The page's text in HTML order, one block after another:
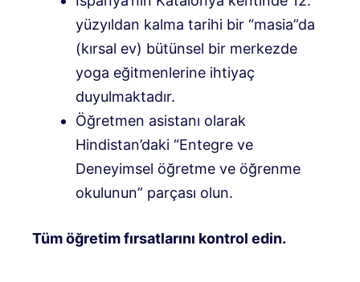
yüzyıldan kalma tarihi bir “masia”da
(kırsal ev) bütünsel bir merkezde
yoga eğitmenlerine ihtiyaç
duyulmaktadır.
Öğretmen asistanı olarak
Hindistan’daki “Entegre ve
Deneyimsel öğretme ve öğrenme
okulunun” parçası olun.
Tüm öğretim fırsatlarını kontrol edin.